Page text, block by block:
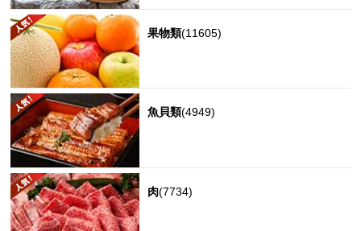
果物類(11605)
魚貝類(4949)
肉(7734)